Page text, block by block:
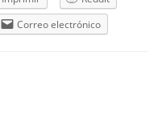
Correo electrónico